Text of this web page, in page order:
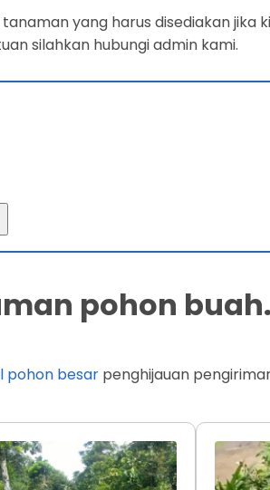
yang harus disediakan jika
silahkan hubungi admin kami.
pohon buah.
pohon besar penghijauan